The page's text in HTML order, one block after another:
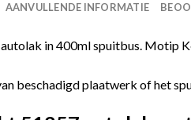
AANVULLENDE INFORMATIE
in 400ml spuitbus. Motip
beschadigd plaatwerk of het